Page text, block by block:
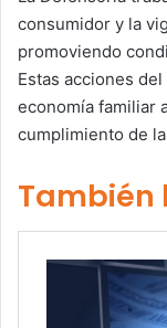
consumidor y la
promoviendo
Estas acciones
economía familiar
cumplimiento de
También